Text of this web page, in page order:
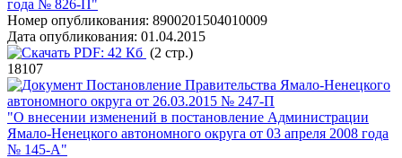
года № 826-П"
Номер опубликования: 8900201504010009
Дата опубликования: 01.04.2015
PDF: 42 Кб (2 стр.)
18107
Постановление Правительства Ямало-Ненецкого
автономного округа от 26.03.2015 № 247-П
"О внесении изменений в постановление Администрации
Ямало-Ненецкого автономного округа от 03 апреля 2008 года
№ 145-А"